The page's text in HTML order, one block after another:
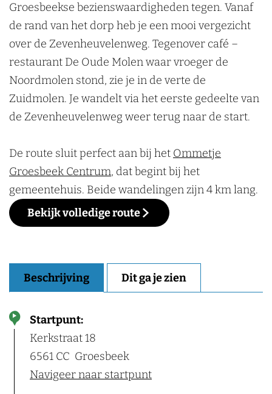
Groesbeekse bezienswaardigheden tegen. Vanaf
de rand van het dorp heb je een mooi vergezicht
over de Zevenheuvelenweg. Tegenover café –
restaurant De Oude Molen waar vroeger de
Noordmolen stond, zie je in de verte de
Zuidmolen. Je wandelt via het eerste gedeelte van
de Zevenheuvelenweg weer terug naar de start.
De route sluit perfect aan bij het Ommetje
Groesbeek Centrum, dat begint bij het
gemeentehuis. Beide wandelingen zijn 4 km lang.
Bekijk volledige route
Beschrijving Dit ga je zien
Startpunt:
Kerkstraat 18
6561 CC Groesbeek
Navigeer naar startpunt